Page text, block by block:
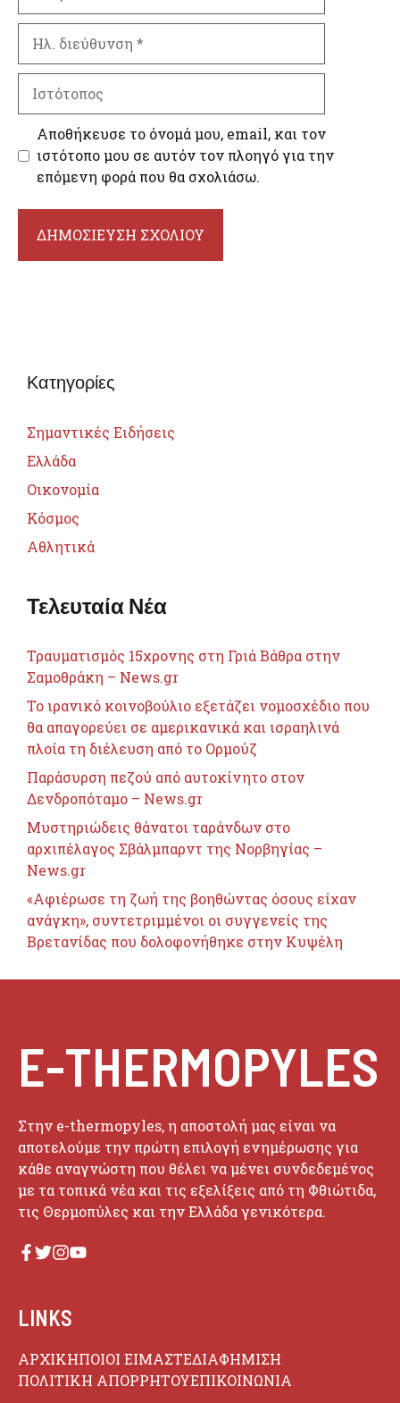
διεύθυνση
Αποθήκευσε το όνομά μου, email, και τον
ιστότοπο μου σε αυτόν τον πλοηγό για την
επόμενη φορά που θα σχολιάσω.
Κατηγορίες
Σημαντικές Ειδήσεις
Ελλάδα
Οικονομία
Κόσμος
Αθλητικά
Τελευταία Νέα
Τραυματισμός 15χρονης στη Γριά Βάθρα στην
Σαμοθράκη – News.gr
Το ιρανικό κοινοβούλιο εξετάζει νομοσχέδιο που
θα απαγορεύει σε αμερικανικά και ισραηλινά
πλοία τη διέλευση από το Ορμούζ
Παράσυρση πεζού από αυτοκίνητο στον
Δενδροπόταμο – News.gr
Μυστηριώδεις θάνατοι ταράνδων στο
αρχιπέλαγος Σβάλμπαρντ της Νορβηγίας –
News.gr
«Αφιέρωσε τη ζωή της βοηθώντας όσους είχαν
ανάγκη», συντετριμμένοι οι συγγενείς της
Βρετανίδας που δολοφονήθηκε στην Κυψέλη
E-THERMOPYLES
Στην e-thermopyles, η αποστολή μας είναι να
αποτελούμε την πρώτη επιλογή ενημέρωσης για
κάθε αναγνώστη που θέλει να μένει συνδεδεμένος
με τα τοπικά νέα και τις εξελίξεις από τη Φθιώτιδα,
τις Θερμοπύλες και την Ελλάδα γενικότερα.
LINKS
ΑΡΧΙΚΗΠΟΙΟΙ ΕΙΜΑΣΤΕΔΙΑΦΗΜΙΣΗ
ΠΟΛΙΤΙΚΗ ΑΠΟΡΡΗΤΟΥΕΠΙΚΟΙΝΩΝΙΑ